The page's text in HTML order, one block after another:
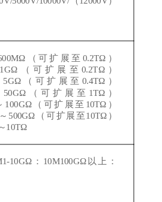
（可扩展至0.2TΩ）
1GΩ（可扩展至0.2TΩ）
5GΩ（可扩展至0.4TΩ）
50GΩ（可扩展至1TΩ）
100GΩ（可扩展至10TΩ）
500GΩ（可扩展至10TΩ）
10TΩ
10GΩ：10M100GΩ以上：